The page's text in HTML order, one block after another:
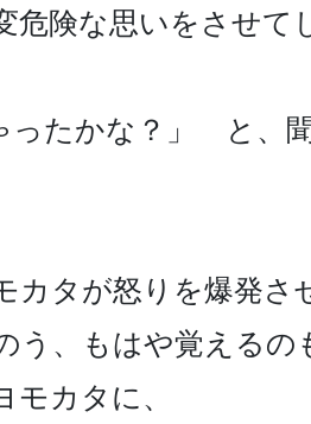
危険な思いをさせて
ったかな？」　と
タが怒りを爆発さ
う、もはや覚えるの
カタに、